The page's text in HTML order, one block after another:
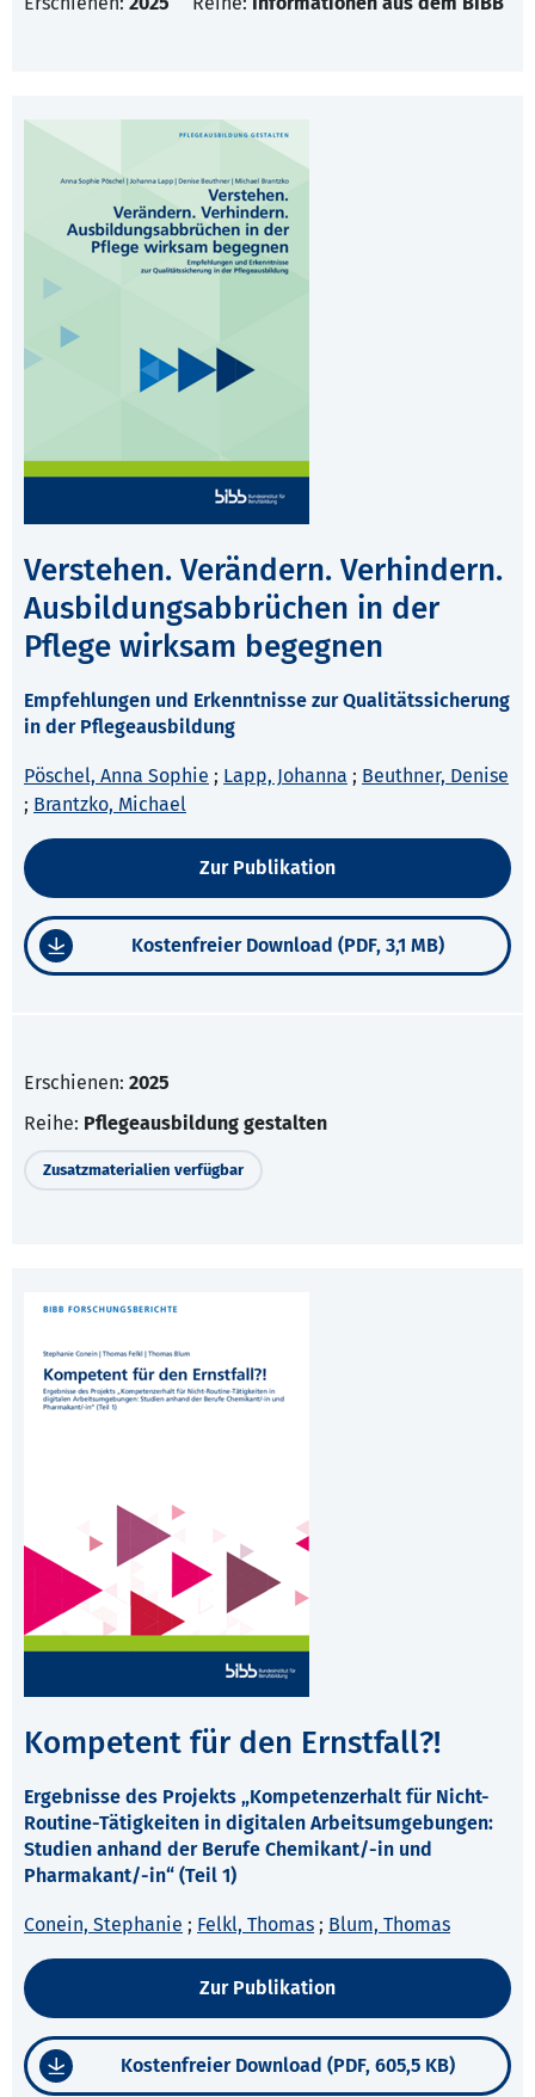
Verstehen. Verändern. Verhindern.
Ausbildungsabbrüchen in der
Pflege wirksam begegnen
Empfehlungen und Erkenntnisse zur Qualitätssicherung
in der Pflegeausbildung
Pöschel, Anna Sophie ; Lapp, Johanna ; Beuthner, Denise
; Brantzko, Michael
Zur Publikation
Kostenfreier Download (PDF, 3,1 MB)
Erschienen: 2025
Reihe: Pflegeausbildung gestalten
Zusatzmaterialien verfügbar
Kompetent für den Ernstfall?!
Ergebnisse des Projekts „Kompetenzerhalt für Nicht-
Routine-Tätigkeiten in digitalen Arbeitsumgebungen:
Studien anhand der Berufe Chemikant/-in und
Pharmakant/-in“ (Teil 1)
Conein, Stephanie ; Felkl, Thomas ; Blum, Thomas
Zur Publikation
Kostenfreier Download (PDF, 605,5 KB)